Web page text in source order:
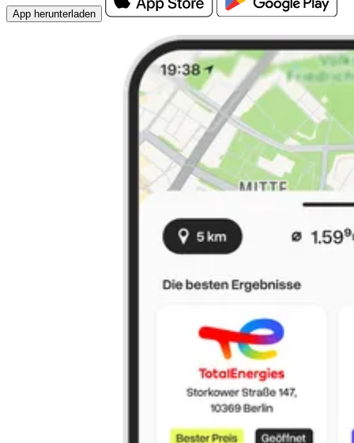
App herunterladen